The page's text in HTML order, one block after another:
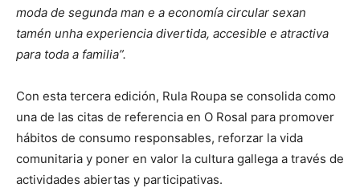
moda de segunda man e a economía circular sexan
tamén unha experiencia divertida, accesible e atractiva
para toda a familia”.
Con esta tercera edición, Rula Roupa se consolida como
una de las citas de referencia en O Rosal para promover
hábitos de consumo responsables, reforzar la vida
comunitaria y poner en valor la cultura gallega a través de
actividades abiertas y participativas.